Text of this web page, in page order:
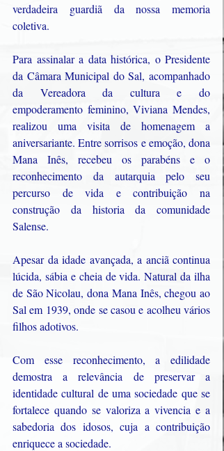
verdadeira guardiã da nossa memoria
coletiva.
Para assinalar a data histórica, o Presidente
da Câmara Municipal do Sal, acompanhado
da Vereadora da cultura e do
empoderamento feminino, Viviana Mendes,
realizou uma visita de homenagem a
aniversariante. Entre sorrisos e emoção, dona
Mana Inês, recebeu os parabéns e o
reconhecimento da autarquia pelo seu
percurso de vida e contribuição na
construção da historia da comunidade
Salense.
Apesar da idade avançada, a anciã continua
lúcida, sábia e cheia de vida. Natural da ilha
de São Nicolau, dona Mana Inês, chegou ao
Sal em 1939, onde se casou e acolheu vários
filhos adotivos.
Com esse reconhecimento, a edilidade
demostra a relevância de preservar a
identidade cultural de uma sociedade que se
fortalece quando se valoriza a vivencia e a
sabedoria dos idosos, cuja a contribuição
enriquece a sociedade.